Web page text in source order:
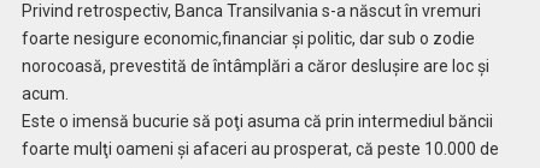
Privind retrospectiv, Banca Transilvania s-a născut în vremuri
foarte nesigure economic,financiar şi politic, dar sub o zodie
norocoasă, prevestită de întâmplări a căror desluşire are loc şi
acum.
Este o imensă bucurie să poţi asuma că prin intermediul băncii
foarte mulţi oameni şi afaceri au prosperat, că peste 10.000 de